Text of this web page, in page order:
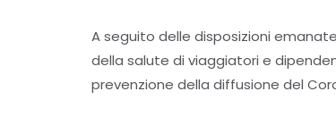
A seguito delle disposizioni
della salute di viaggiatori e
prevenzione della diffusione del